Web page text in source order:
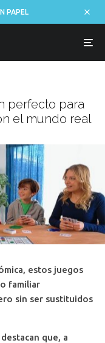
PAPEL
perfecto para
el mundo real
estos juegos
familiar
sin ser sustituidos
que, a